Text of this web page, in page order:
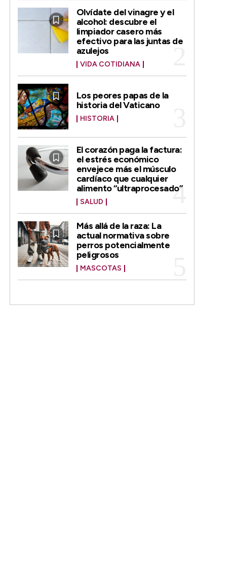
Olvídate del vinagre y el
alcohol: descubre el
limpiador casero más
efectivo para las juntas de
azulejos
VIDA COTIDIANA
Los peores papas de la
historia del Vaticano
HISTORIA
El corazón paga la factura:
el estrés económico
envejece más el músculo
cardíaco que cualquier
alimento “ultraprocesado”
SALUD
Más allá de la raza: La
actual normativa sobre
perros potencialmente
peligrosos
MASCOTAS